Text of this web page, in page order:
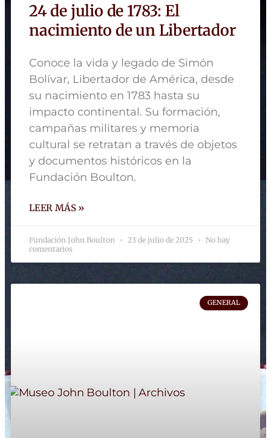
24 de julio de 1783: El
nacimiento de un Libertador
Conoce la vida y legado de Simón
Bolívar, Libertador de América, desde
su nacimiento en 1783 hasta su
impacto continental. Su formación,
campañas militares y memoria
cultural se retratan a través de objetos
y documentos históricos en la
Fundación Boulton.
LEER MÁS »
Fundación John Boulton 23 de julio de 2025
No hay
comentarios
GENERAL